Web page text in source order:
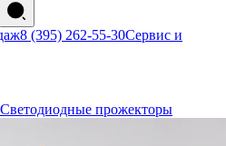
8 (395) 262-55-30Сервис и
Светодиодные прожекторы